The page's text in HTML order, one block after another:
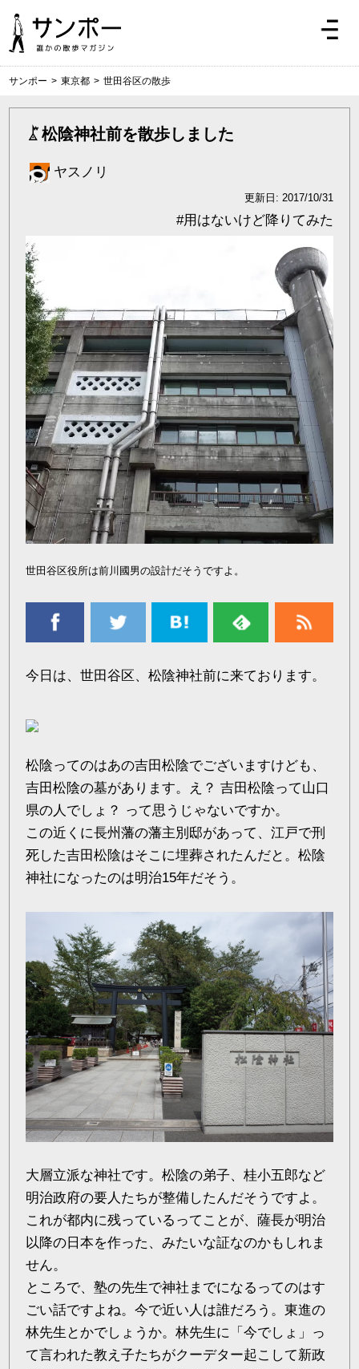
サンポー > 東京都 > 世田谷区の散歩
松陰神社前を散歩しました
ヤスノリ
更新日: 2017/10/31
#用はないけど降りてみた
世田谷区役所は前川國男の設計だそうですよ。
今日は、世田谷区、松陰神社前に来ております。
松陰ってのはあの吉田松陰でございますけども、
吉田松陰の墓があります。え？ 吉田松陰って山口
県の人でしょ？ って思うじゃないですか。
この近くに長州藩の藩主別邸があって、江戸で刑
死した吉田松陰はそこに埋葬されたんだと。松陰
神社になったのは明治15年だそう。
大層立派な神社です。松陰の弟子、桂小五郎など
明治政府の要人たちが整備したんだそうですよ。
これが都内に残っているってことが、薩長が明治
以降の日本を作った、みたいな証なのかもしれま
せん。
ところで、塾の先生で神社までになるってのはす
ごい話ですよね。今で近い人は誰だろう。東進の
林先生とかでしょうか。林先生に「今でしょ」っ
て言われた教え子たちがクーデター起こして新政